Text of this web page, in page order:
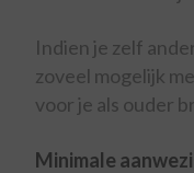
Indien je zelf
zoveel mogelijk
voor je als ouder
Minimale